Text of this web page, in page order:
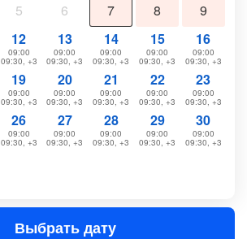
5 6 7 8
9
12
09:00
09:30, +3
13
09:00
09:30, +3
14
09:00
09:30, +3
15
09:00
09:30, +3
16
09:00
09:30, +3
19
09:00
09:30, +3
20
09:00
09:30, +3
21
09:00
09:30, +3
22
09:00
09:30, +3
23
09:00
09:30, +3
26
09:00
09:30, +3
27
09:00
09:30, +3
28
09:00
09:30, +3
29
09:00
09:30, +3
30
09:00
09:30, +3
Выбрать дату